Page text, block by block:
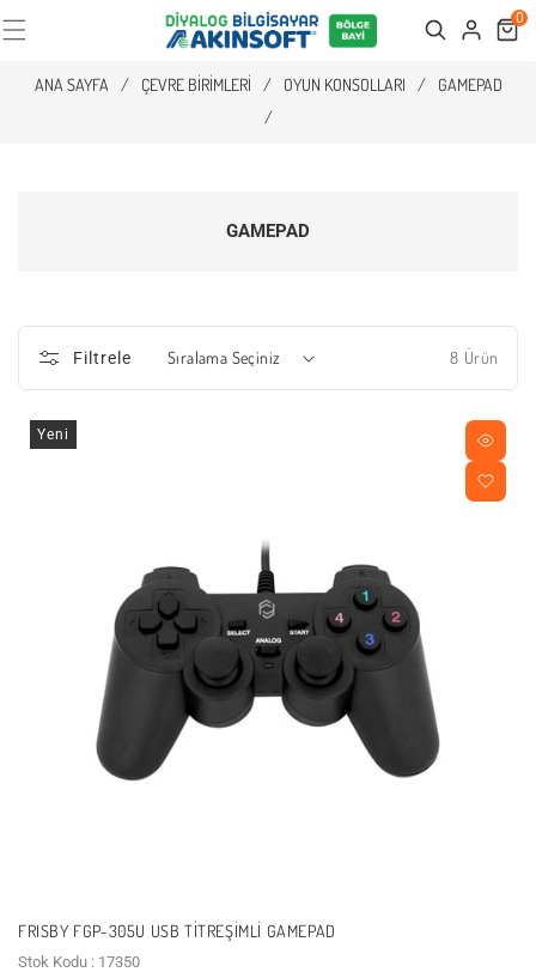
Search Cart
0
ANA SAYFA / ÇEVRE BIRIMLERI / OYUN KONSOLLARI /
GAMEPAD
/
GAMEPAD
Filtrele 8 Ürün
Yeni
FRISBY FGP-305U USB TITREŞIMLI GAMEPAD
Stok Kodu : 17350